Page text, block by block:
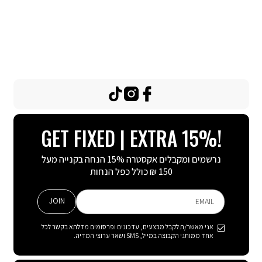
GET FIXED | EXTRA 15%!
נרשמים ומקבלים אקסטרה 15% הנחה בקנייה מעל
150 ₪ כולל כפל הנחות
EMAIL
אני מאשר/ת לקבל מבצעים, עדכונים ופרסומים מדלתא בקשר לכל
אחד ממותגי הקבוצה במייל, SMS ושאר ערוצי המדיה.
JOIN